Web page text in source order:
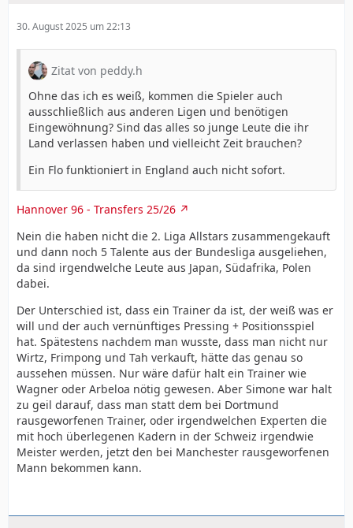
30. August 2025 um 22:13
Zitat von peddy.h
Ohne das ich es weiß, kommen die Spieler auch
ausschließlich aus anderen Ligen und benötigen
Eingewöhnung? Sind das alles so junge Leute die ihr
Land verlassen haben und vielleicht Zeit brauchen?
Ein Flo funktioniert in England auch nicht sofort.
Hannover 96 - Transfers 25/26
Nein die haben nicht die 2. Liga Allstars zusammengekauft
und dann noch 5 Talente aus der Bundesliga ausgeliehen,
da sind irgendwelche Leute aus Japan, Südafrika, Polen
dabei.
Der Unterschied ist, dass ein Trainer da ist, der weiß was er
will und der auch vernünftiges Pressing + Positionsspiel
hat. Spätestens nachdem man wusste, dass man nicht nur
Wirtz, Frimpong und Tah verkauft, hätte das genau so
aussehen müssen. Nur wäre dafür halt ein Trainer wie
Wagner oder Arbeloa nötig gewesen. Aber Simone war halt
zu geil darauf, dass man statt dem bei Dortmund
rausgeworfenen Trainer, oder irgendwelchen Experten die
mit hoch überlegenen Kadern in der Schweiz irgendwie
Meister werden, jetzt den bei Manchester rausgeworfenen
Mann bekommen kann.